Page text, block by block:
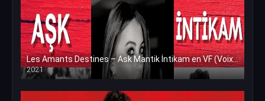
Les Amants Destines – Ask Mantik İntikam en VF (Voix Francaise)
2021